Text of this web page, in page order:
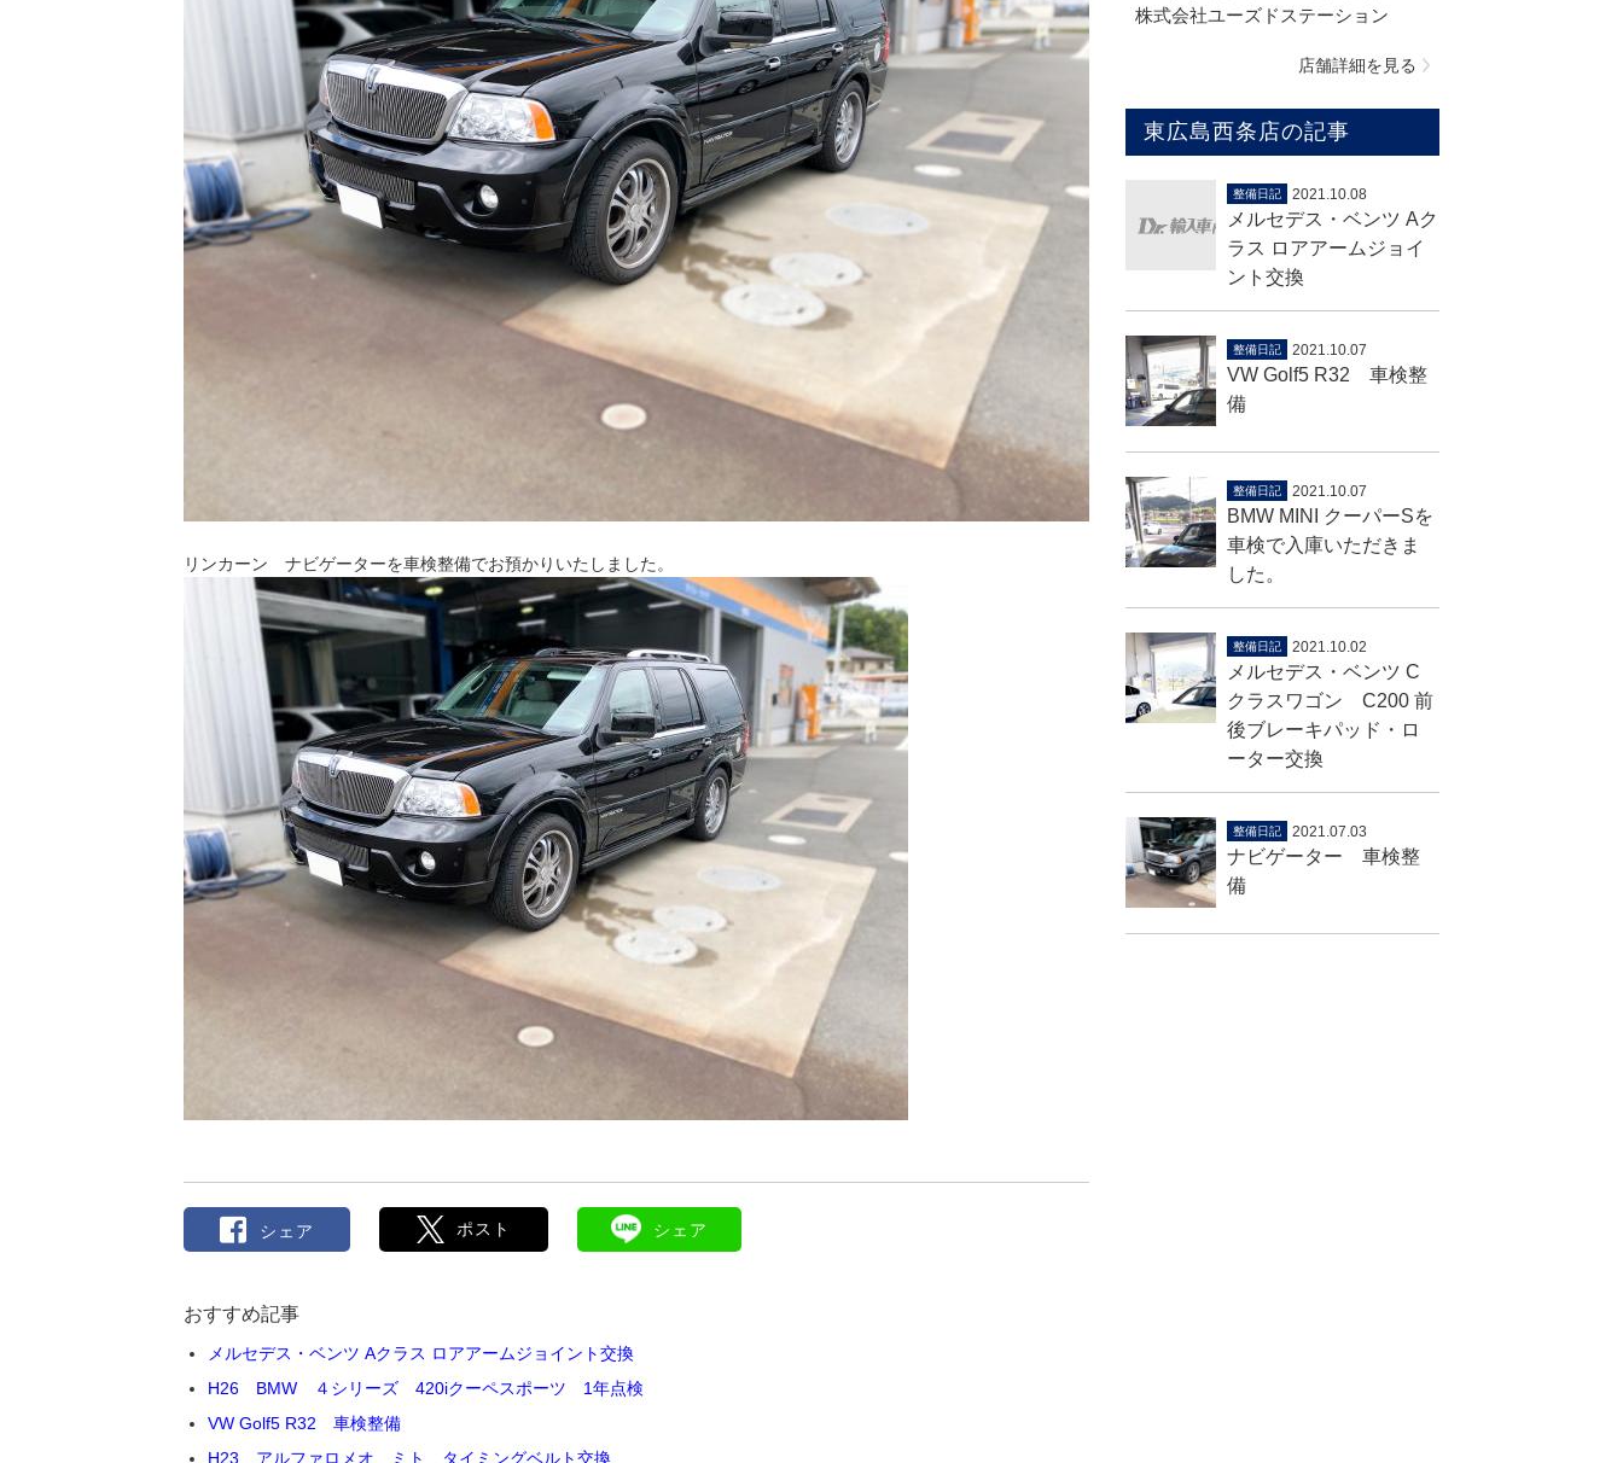
リンカーン ナビゲーターを車検整備でお預かりいたしました。
シェア ポスト シェア
おすすめ記事
メルセデス・ベンツ Aクラス ロアアームジョイント交換
H26 BMW ４シリーズ 420iクーペスポーツ 1年点検
VW Golf5 R32 車検整備
H23 アルファロメオ ミト タイミングベルト交換
株式会社ユーズドステーション
店舗詳細を見る
東広島西条店の記事
整備日記 2021.10.08
メルセデス・ベンツ Aク
ラス ロアアームジョイ
ント交換
整備日記 2021.10.07
VW Golf5 R32 車検整
備
整備日記 2021.10.07
BMW MINI クーパーSを
車検で入庫いただきま
した。
整備日記 2021.10.02
メルセデス・ベンツ C
クラスワゴン C200 前
後ブレーキパッド・ロ
ーター交換
整備日記 2021.07.03
ナビゲーター 車検整
備